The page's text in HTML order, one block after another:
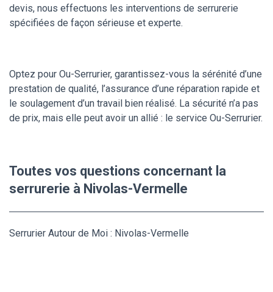
devis, nous effectuons les interventions de serrurerie
spécifiées de façon sérieuse et experte.
Optez pour Ou-Serrurier, garantissez-vous la sérénité d’une
prestation de qualité, l’assurance d’une réparation rapide et
le soulagement d’un travail bien réalisé. La sécurité n’a pas
de prix, mais elle peut avoir un allié : le service Ou-Serrurier.
Toutes vos questions concernant la
serrurerie à Nivolas-Vermelle
Serrurier Autour de Moi : Nivolas-Vermelle